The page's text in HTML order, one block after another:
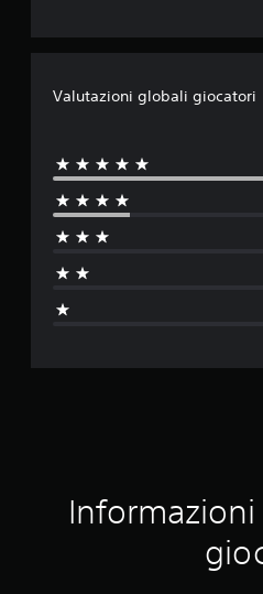
Valutazioni globali giocatori